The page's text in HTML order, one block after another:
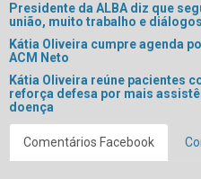
Presidente da ALBA diz que
união, muito trabalho e
Kátia Oliveira cumpre agenda
ACM Neto
Kátia Oliveira reúne pacientes
reforça defesa por mais
doença
Comentários Facebook